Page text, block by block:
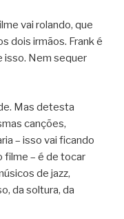
vai rolando, que
dois irmãos. Frank é
isso. Nem sequer
Mas detesta
canções,
– isso vai ficando
filme – é de tocar
de jazz,
da soltura, da